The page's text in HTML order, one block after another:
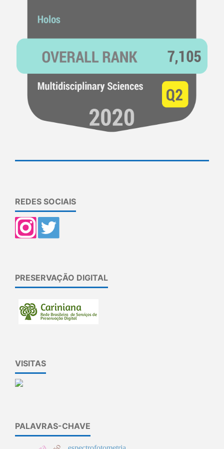
REDES SOCIAIS
PRESERVAÇÃO DIGITAL
VISITAS
PALAVRAS-CHAVE